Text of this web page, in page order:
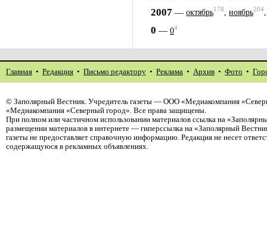
2007 — октябрь178, ноябрь204
0 — 04
Главная • Редакция • Письмо редактору • Реклама • Архив • Фото •
© Заполярный Вестник. Учредитель газеты — ООО «Медиакомпания
«Медиакомпания «Северный город». Все права защищены.
При полном или частичном использовании материалов ссылка на
размещении материалов в интернете — гиперссылка на «Заполярный
газеты не предоставляет справочную информацию. Редакция не несет
содержащуюся в рекламных объявлениях.